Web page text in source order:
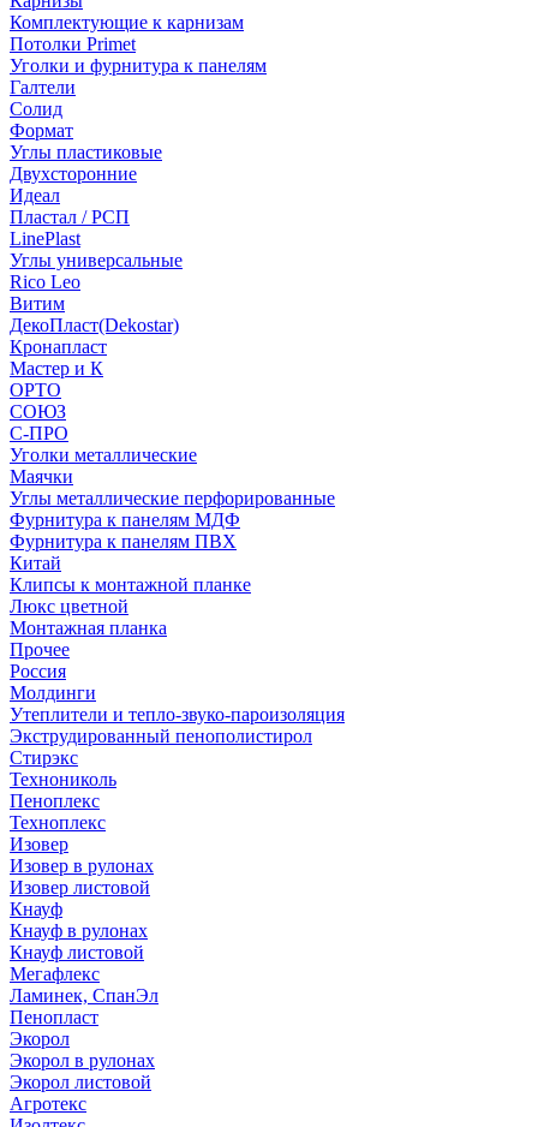
Комплектующие к карнизам
Потолки Primet
Уголки и фурнитура к панелям
Галтели
Солид
Формат
Углы пластиковые
Двухсторонние
Идеал
Пластал / РСП
LinePlast
Углы универсальные
Rico Leo
Витим
ДекоПласт(Dekostar)
Кронапласт
Мастер и К
ОРТО
СОЮЗ
С-ПРО
Уголки металлические
Маячки
Углы металлические перфорированные
Фурнитура к панелям МДФ
Фурнитура к панелям ПВХ
Китай
Клипсы к монтажной планке
Люкс цветной
Монтажная планка
Прочее
Россия
Молдинги
Утеплители и тепло-звуко-пароизоляция
Экструдированный пенополистирол
Стирэкс
Технониколь
Пеноплекс
Техноплекс
Изовер
Изовер в рулонах
Изовер листовой
Кнауф
Кнауф в рулонах
Кнауф листовой
Мегафлекс
Ламинек, СпанЭл
Пенопласт
Экорол
Экорол в рулонах
Экорол листовой
Агротекс